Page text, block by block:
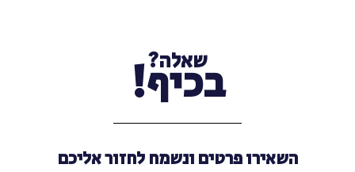
שאלה?
בכיף!
השאירו פרטים ונשמח לחזור אליכם